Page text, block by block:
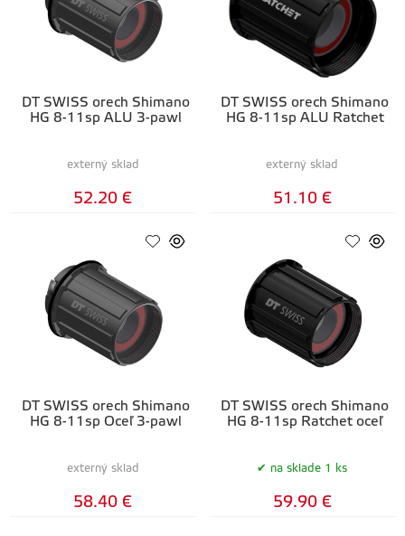
DT SWISS orech Shimano
HG 8-11sp ALU 3-pawl
externý sklad
52.20 €
DT SWISS orech Shimano
HG 8-11sp ALU Ratchet
externý sklad
51.10 €
DT SWISS orech Shimano
HG 8-11sp Oceľ 3-pawl
externý sklad
58.40 €
DT SWISS orech Shimano
HG 8-11sp Ratchet oceľ
na sklade 1 ks
59.90 €